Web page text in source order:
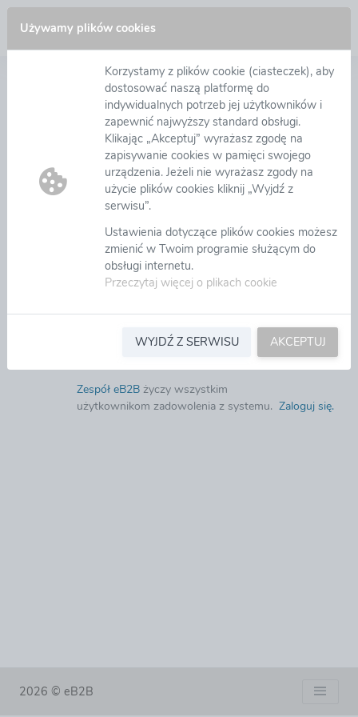
Używamy plików cookies
Korzystamy z plików cookie (ciasteczek), aby
dostosować naszą platformę do
indywidualnych potrzeb jej użytkowników i
zapewnić najwyższy standard obsługi.
Klikając „Akceptuj” wyrażasz zgodę na
zapisywanie cookies w pamięci swojego
urządzenia. Jeżeli nie wyrażasz zgody na
użycie plików cookies kliknij „Wyjdź z
serwisu”.
Ustawienia dotyczące plików cookies możesz
zmienić w Twoim programie służącym do
obsługi internetu.
Przeczytaj więcej o plikach cookie
WYJDŹ Z SERWISU AKCEPTUJ
Witamy na platformie zakupowej eB2B
Nowoczesna Platforma zakupowa eB2B wspomaga
zarządzanie procesami zakupowymi począwszy od
tworzenia wniosków zakupowych, ich akceptację,
organizację zapytań ofertowych, aukcji i licytacji
elektronicznych, zapewniając wymagane tryby
repozytorium umów można łatwo zarejestrować
podpisane umowy wraz z ich aneksami,
w module EOD zarządzamy obiegiem dokumentów,
możemy też akceptować i rozliczać wszystkie faktury
pozwala łatwo klasyfikować dostawców oraz
upraszcza zarządzanie dokumentami.Czytaj więcej...
Zespół eB2B życzy wszystkim
użytkownikom zadowolenia z systemu. Zaloguj się.
2026 © eB2B